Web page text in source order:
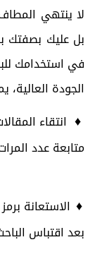
لا ينتهي
بل عليك بصفتك
في استخدامك
الجودة العالية،
♦ انتقاء
متابعة عدد
♦ الاستعانة
بعد اقتباس